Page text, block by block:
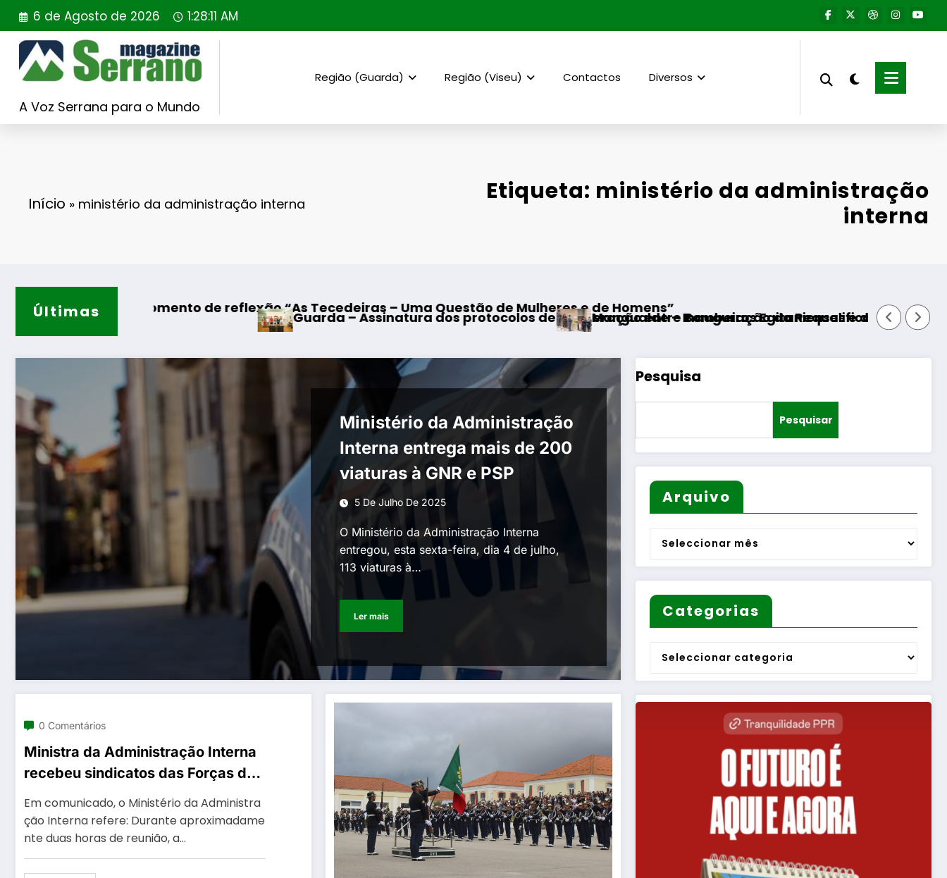
Saltar
para
conteúdo
6 de Agosto de 2026 1:28:12 AM
A Voz Serrana para o Mundo
Região (Guarda) Região (Viseu) Contactos Diversos
Início » ministério da administração interna
Etiqueta: ministério da administração
interna
Últimas
de reflexão “As Tecedeiras – Uma Questão de Mulheres e de Homens”
Guarda – Assinatura dos protocolos de cooperação entre Bombeiros Egitanienses e diversas Freguesias
Mangualde – Inauguração da Requalificação do Bairro Municipal
Aumento do número de equipas
Ministério da Administração
Interna entrega mais de 200
viaturas à GNR e PSP
5 De Julho De 2025
O Ministério da Administração Interna
entregou, esta sexta-feira, dia 4 de julho,
113 viaturas à…
Ler mais
0 Comentários
Ministra da Administração Interna
recebeu sindicatos das Forças de
Segurança
Em comunicado, o Ministério da Administra
ção Interna refere: Durante aproximadame
nte duas horas de reunião, a…
Pesquisa
Pesquisar
Arquivo
Arquivo
Categorias
Categorias